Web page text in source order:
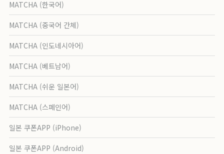
MATCHA (한국어)
MATCHA (중국어 간체)
MATCHA (인도네시아어)
MATCHA (베트남어)
MATCHA (쉬운 일본어)
MATCHA (스페인어)
일본 쿠폰APP (iPhone)
일본 쿠폰APP (Android)